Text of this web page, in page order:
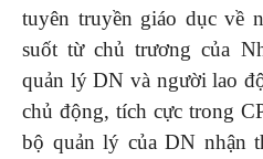
tuyên truyền giáo dục về
suốt từ chủ trương của
quản lý DN và người lao
chủ động, tích cực trong
bộ quản lý của DN nhận